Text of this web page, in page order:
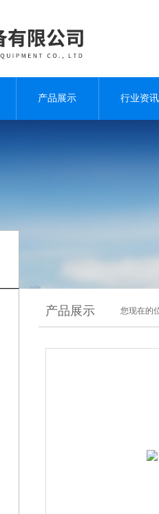
产品展示 行业资讯
产品展示 您现在的